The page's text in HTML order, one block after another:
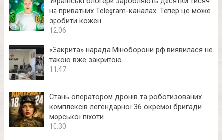
на приватних Telegram-каналах. Тепер це може
зробити кожен
12:06
«Закрита» нарада Міноборони рф виявилася не
такою вже закритою
11:47
Стань оператором дронів та роботизованих
комплексів легендарної 36 окремої бригади
морської піхоти
10:30